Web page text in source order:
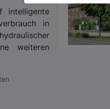
intelligente
in
weiteren